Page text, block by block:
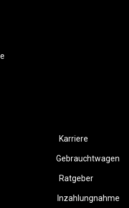
Karriere
Gebrauchtwagen
Ratgeber
Inzahlungnahme